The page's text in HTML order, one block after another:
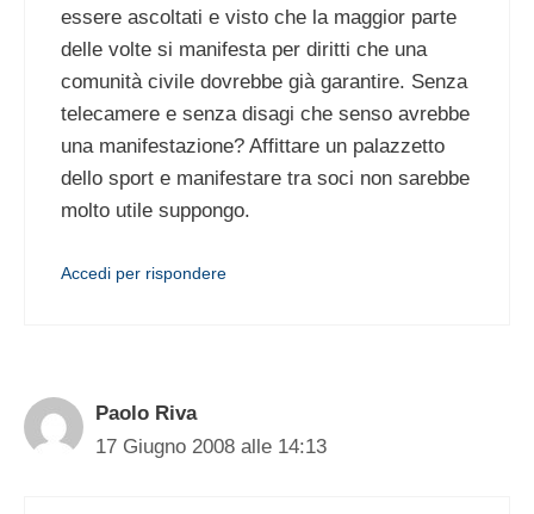
essere ascoltati e visto che la maggior parte
delle volte si manifesta per diritti che una
comunità civile dovrebbe già garantire. Senza
telecamere e senza disagi che senso avrebbe
una manifestazione? Affittare un palazzetto
dello sport e manifestare tra soci non sarebbe
molto utile suppongo.
Accedi per rispondere
Paolo Riva
17 Giugno 2008 alle 14:13